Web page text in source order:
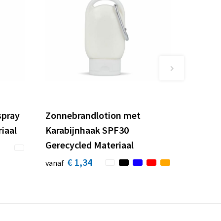
Zonnebrandlotion met
Karabijnhaak SPF30
Gerecycled Materiaal
vanaf € 1,34